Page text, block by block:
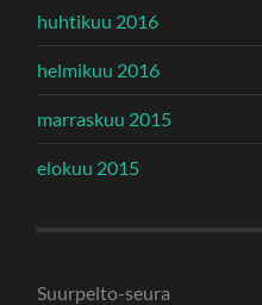
huhtikuu 2016
helmikuu 2016
marraskuu 2015
elokuu 2015
Suurpelto-seura